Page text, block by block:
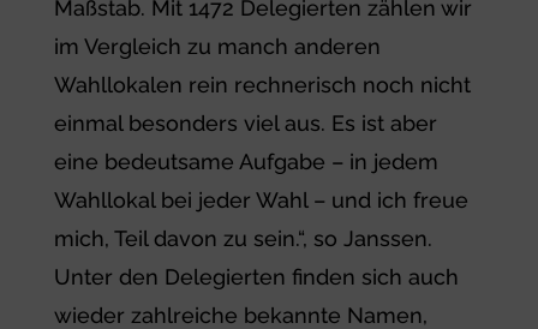
Maßstab. Mit 1472 Delegierten zählen wir
im Vergleich zu manch anderen
Wahllokalen rein rechnerisch noch nicht
einmal besonders viel aus. Es ist aber
eine bedeutsame Aufgabe – in jedem
Wahllokal bei jeder Wahl – und ich freue
mich, Teil davon zu sein.“, so Janssen.
Unter den Delegierten finden sich auch
wieder zahlreiche bekannte Namen,